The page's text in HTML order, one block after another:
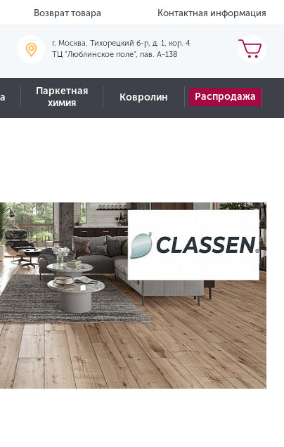
Возврат товара Контактная информация
г. Москва, Тихорецкий б-р, д. 1, кор. 4
ТЦ "Люблинское поле", пав. А-138
Паркетная
химия
Ковролин Распродажа